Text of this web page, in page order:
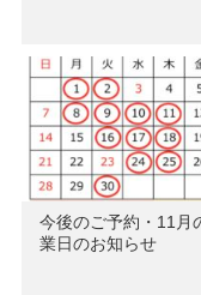
今後のご予約・11月
業日のお知らせ